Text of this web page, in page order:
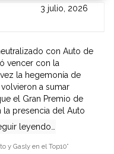
3 julio, 2026
con Auto de
vencer con la
la hegemonía de
a sumar
el Gran Premio de
la presencia del Auto
leyendo…
y Gasly en el Top10”